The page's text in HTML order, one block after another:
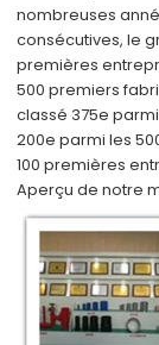
nombreuses
consécutives, le
premières
500 premiers
classé 375e
200e parmi les
100 premières
Aperçu de notre